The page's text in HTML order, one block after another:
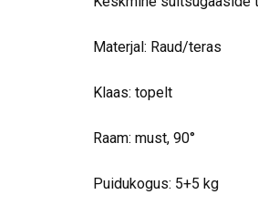
Materjal: Raud/teras
Klaas: topelt
Raam: must, 90°
Puidukogus: 5+5 kg